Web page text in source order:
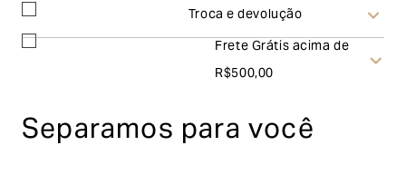
Troca e devolução
dias corridos, a contar do recebimento do produto. Ao
Frete Grátis acima de
R$500,00
Separamos para você